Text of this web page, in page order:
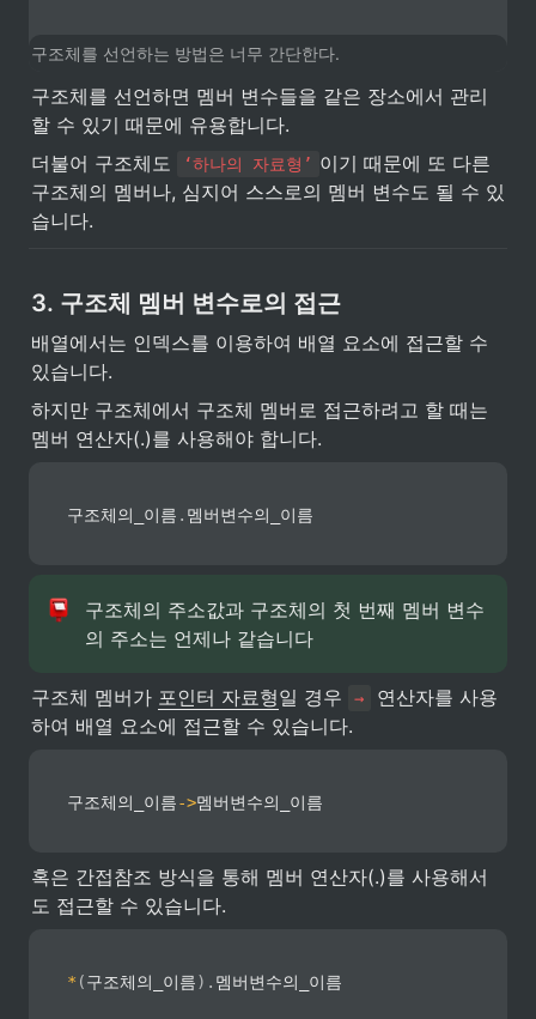
구조체를 선언하는 방법은 너무 간단한다.
구조체를 선언하면 멤버 변수들을 같은 장소에서 관리
할 수 있기 때문에 유용합니다.
더불어 구조체도
‘하나의 자료형’ 이기 때문에 또 다른
구조체의 멤버나, 심지어 스스로의 멤버 변수도 될 수 있
습니다.
3. 구조체 멤버 변수로의 접근
배열에서는 인덱스를 이용하여 배열 요소에 접근할 수
있습니다.
하지만 구조체에서 구조체 멤버로 접근하려고 할 때는
멤버 연산자(.)를 사용해야 합니다.
구조체의_이름 . 멤버변수의_이름
구조체의 주소값과 구조체의 첫 번째 멤버 변수
의 주소는 언제나 같습니다
구조체 멤버가 포인터 자료형일 경우 →
연산자를 사용
하여 배열 요소에 접근할 수 있습니다.
구조체의_이름->멤버변수의_이름
혹은 간접참조 방식을 통해 멤버 연산자(.)를 사용해서
도 접근할 수 있습니다.
* (구조체의_이름) . 멤버변수의_이름